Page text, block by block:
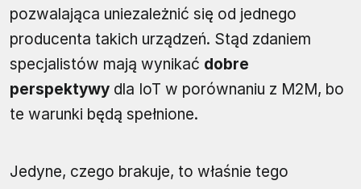
pozwalająca uniezależnić się od jednego
producenta takich urządzeń. Stąd zdaniem
specjalistów mają wynikać dobre
perspektywy dla IoT w porównaniu z M2M, bo
te warunki będą spełnione.
Jedyne, czego brakuje, to właśnie tego